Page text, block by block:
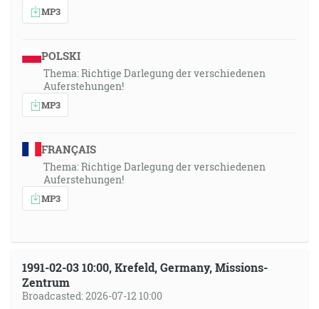
MP3
POLSKI
Thema: Richtige Darlegung der verschiedenen
Auferstehungen!
MP3
FRANÇAIS
Thema: Richtige Darlegung der verschiedenen
Auferstehungen!
MP3
1991-02-03 10:00, Krefeld, Germany, Missions-
Zentrum
Broadcasted: 2026-07-12 10:00